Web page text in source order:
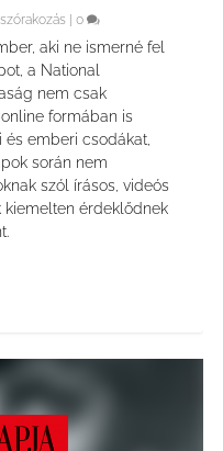
|0
aki ne ismerné fel
a National
nem csak
formában is
és emberi csodákat,
során nem
szól írásos, videós
kiemelten érdeklődnek